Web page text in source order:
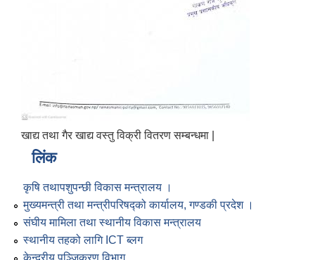
खाद्य तथा गैर खाद्य वस्तु विक्री वितरण सम्बन्धमा |
लिंक
कृषि तथापशुपन्छी विकास मन्त्रालय ।
मुख्यमन्त्री तथा मन्त्रीपरिषद्को कार्यालय, गण्डकी प्रदेश ।
संघीय मामिला तथा स्थानीय विकास मन्त्रालय
स्थानीय तहको लागि ICT ब्लग